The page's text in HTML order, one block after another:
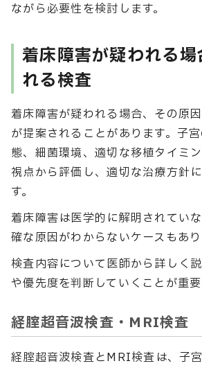
ながら必要性を検討します。
着床障害が疑われる場
れる検査
着床障害が疑われる場合、その原
が提案されることがあります。子
態、細菌環境、適切な移植タイミ
視点から評価し、適切な治療方針
す。
着床障害は医学的に解明されてい
確な原因がわからないケースもあり
検査内容について医師から詳しく
や優先度を判断していくことが重要
経腟超音波検査・MRI検査
経腟超音波検査とMRI検査は、子